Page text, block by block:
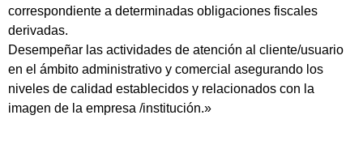
correspondiente a determinadas obligaciones fiscales
derivadas.
Desempeñar las actividades de atención al cliente/usuario
en el ámbito administrativo y comercial asegurando los
niveles de calidad establecidos y relacionados con la
imagen de la empresa /institución.»